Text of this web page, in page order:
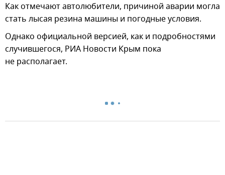
Как отмечают автолюбители, причиной аварии могла
стать лысая резина машины и погодные условия.
Однако официальной версией, как и подробностями
случившегося, РИА Новости Крым пока
не располагает.